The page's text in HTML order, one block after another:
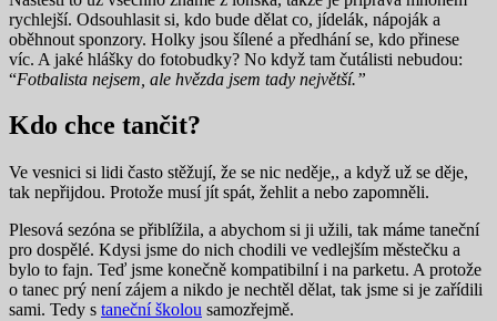
rychlejší. Odsouhlasit si, kdo bude dělat co, jídelák, nápoják a
oběhnout sponzory. Holky jsou šílené a předhání se, kdo přinese
víc. A jaké hlášky do fotobudky? No když tam čutálisti nebudou:
“Fotbalista nejsem, ale hvězda jsem tady největší.”
Kdo chce tančit?
Ve vesnici si lidi často stěžují, že se nic neděje,, a když už se děje,
tak nepřijdou. Protože musí jít spát, žehlit a nebo zapomněli.
Plesová sezóna se přiblížila, a abychom si ji užili, tak máme taneční
pro dospělé. Kdysi jsme do nich chodili ve vedlejším městečku a
bylo to fajn. Teď jsme konečně kompatibilní i na parketu. A protože
o tanec prý není zájem a nikdo je nechtěl dělat, tak jsme si je zařídili
sami. Tedy s taneční školou samozřejmě.